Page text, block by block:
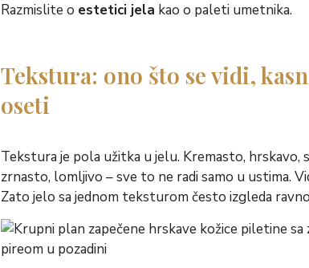
Razmislite o estetici jela kao o paleti umetnika.
Tekstura: ono što se vidi,
oseti
Tekstura je pola užitka u jelu. Kremasto, hrskavo,
zrnasto, lomljivo – sve to ne radi samo u ustima.
Zato jelo sa jednom teksturom često izgleda